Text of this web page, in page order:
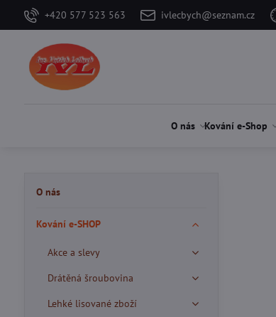
+420 577 523 563 ivlecbych@seznam.cz
O nás Kování e-Shop
O nás
Kování e-SHOP
Akce a slevy
Drátěná šroubovina
Lehké lisované zboží